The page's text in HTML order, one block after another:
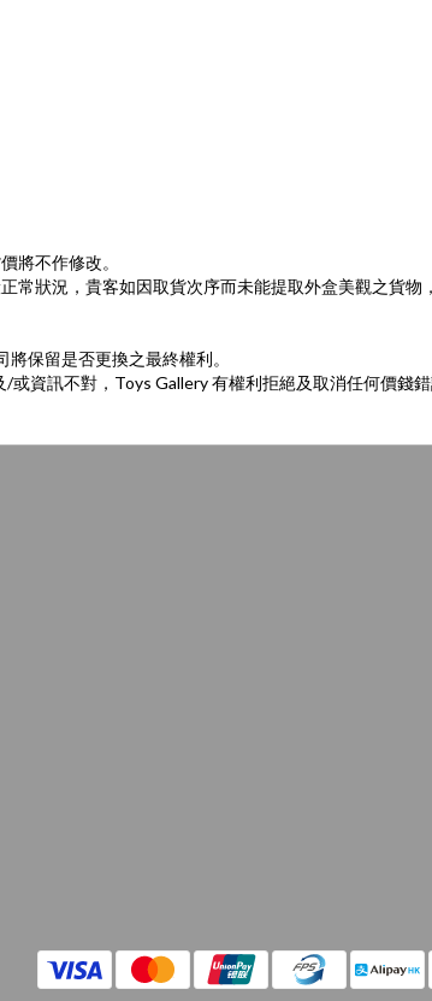
將不作修改。
常狀況，貴客如因取貨次序而未能提取外盒美觀之貨物
保留是否更換之最終權利。
/或資訊不對， Toys Gallery 有權利拒絕及取消任何價錢錯